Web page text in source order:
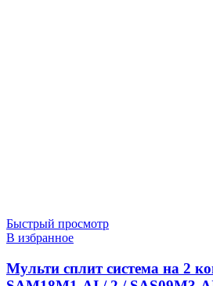
Быстрый просмотр
В избранное
Мульти сплит система на 2